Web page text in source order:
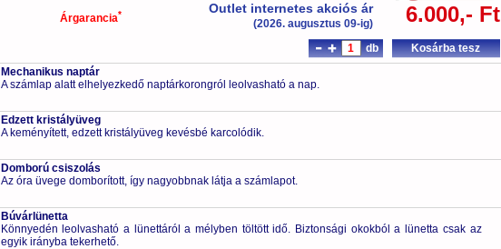
Árgarancia* Outlet internetes akciós ár
(2026. augusztus 09-ig) 6.000,- Ft
db
Kosárba tesz
Mechanikus naptár
A számlap alatt elhelyezkedő naptárkorongról leolvasható a nap.
Edzett kristályüveg
A keményített, edzett kristályüveg kevésbé karcolódik.
Domború csiszolás
Az óra üvege domborított, így nagyobbnak látja a számlapot.
Búvárlünetta
Könnyedén leolvasható a lünettáról a mélyben töltött idő. Biztonsági okokból a lünetta csak az
egyik irányba tekerhető.